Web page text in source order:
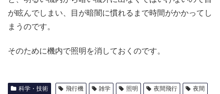
が眩んでしまい、目が暗闇に慣れるまで時間がかかってし
まうのです。
そのために機内で照明を消しておくのです。
科学・技術 飛行機 雑学 照明 夜間飛行 夜間